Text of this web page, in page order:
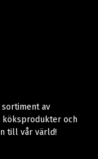
av
och
till vår värld!